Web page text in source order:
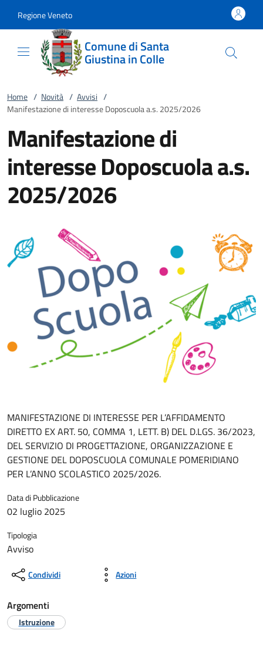
Regione Veneto
Comune di Santa
Giustina in Colle
Home / Novità / Avvisi /
Manifestazione di interesse Doposcuola a.s. 2025/2026
Manifestazione di
interesse Doposcuola a.s.
2025/2026
MANIFESTAZIONE DI INTERESSE PER L’AFFIDAMENTO
DIRETTO EX ART. 50, COMMA 1, LETT. B) DEL D.LGS. 36/2023,
DEL SERVIZIO DI PROGETTAZIONE, ORGANIZZAZIONE E
GESTIONE DEL DOPOSCUOLA COMUNALE POMERIDIANO
PER L’ANNO SCOLASTICO 2025/2026.
Data di Pubblicazione
02 luglio 2025
Tipologia
Avviso
Condividi Azioni
Argomenti
Istruzione